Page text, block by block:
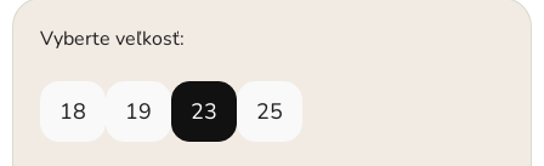
Vyberte veľkosť:
18 19 23 25